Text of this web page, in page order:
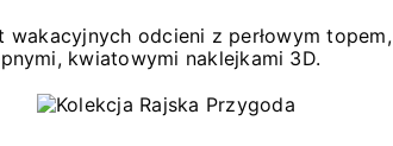
odcieni z perłowym
kwiatowymi naklejkami 3D.